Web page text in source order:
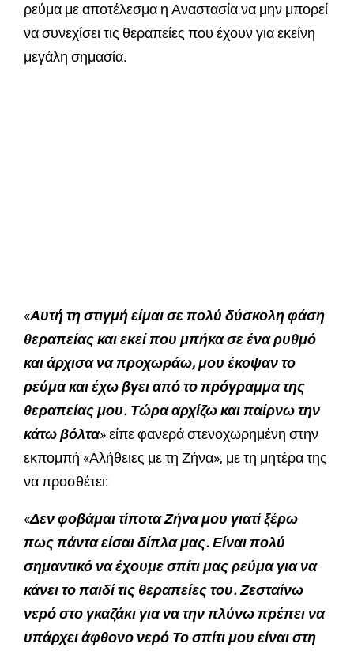
ρεύμα με αποτέλεσμα η Αναστασία να μην μπορεί
να συνεχίσει τις θεραπείες που έχουν για εκείνη
μεγάλη σημασία.
«Αυτή τη στιγμή είμαι σε πολύ δύσκολη φάση
θεραπείας και εκεί που μπήκα σε ένα ρυθμό
και άρχισα να προχωράω, μου έκοψαν το
ρεύμα και έχω βγει από το πρόγραμμα της
θεραπείας μου. Τώρα αρχίζω και παίρνω την
κάτω βόλτα» είπε φανερά στενοχωρημένη στην
εκπομπή «Αλήθειες με τη Ζήνα», με τη μητέρα της
να προσθέτει:
«Δεν φοβάμαι τίποτα Ζήνα μου γιατί ξέρω
πως πάντα είσαι δίπλα μας. Είναι πολύ
σημαντικό να έχουμε σπίτι μας ρεύμα για να
κάνει το παιδί τις θεραπείες του. Ζεσταίνω
νερό στο γκαζάκι για να την πλύνω πρέπει να
υπάρχει άφθονο νερό Το σπίτι μου είναι στη